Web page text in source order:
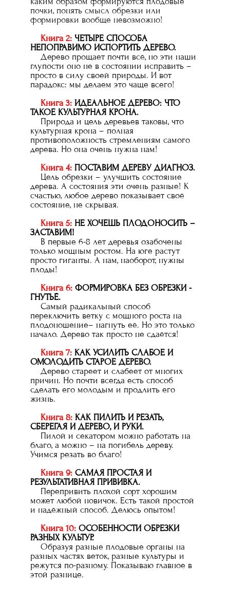
почки, понять смысл обрезки или
формировки вообще невозможно!
Книга 2: ЧЕТЫРЕ СПОСОБА
НЕПОПРАВИМО ИСПОРТИТЬ ДЕРЕВО.
Дерево прощает почти всё, но эти наши
глупости оно не в состоянии исправить –
просто в силу своей природы. И вот
парадокс: мы делаем это чаще всего!
Книга 3: ИДЕАЛЬНОЕ ДЕРЕВО: ЧТО
ТАКОЕ КУЛЬТУРНАЯ КРОНА.
Природа и цель деревьев таковы, что
культурная крона – полная
противоположность стремлениям самого
дерева. Но она очень нужна нам!
Книга 4: ПОСТАВИМ ДЕРЕВУ ДИАГНОЗ.
Цель обрезки – улучшить состояние
дерева. А состояния эти очень разные! К
счастью, любое дерево показывает своё
состояние, не скрывая.
Книга 5: НЕ ХОЧЕШЬ ПЛОДОНОСИТЬ –
ЗАСТАВИМ!
В первые 6-8 лет деревья озабочены
только мощным ростом. На юге растут
просто гиганты. А нам, наоборот, нужны
плоды!
Книга 6: ФОРМИРОВКА БЕЗ ОБРЕЗКИ -
ГНУТЬЁ.
Самый радикальный способ
переключить ветку с мощного роста на
плодоношение– нагнуть её. Но это только
начало. Дерево так просто не сдаётся!
Книга 7: КАК УСИЛИТЬ СЛАБОЕ И
ОМОЛОДИТЬ СТАРОЕ ДЕРЕВО.
Дерево стареет и слабеет от многих
причин. Но почти всегда есть способ
сделать его молодым и продлить его
жизнь.
Книга 8: КАК ПИЛИТЬ И РЕЗАТЬ,
СБЕРЕГАЯ И ДЕРЕВО, И РУКИ.
Пилой и секатором можно работать на
благо, а можно – на погибель дереву.
Учимся резать во благо!
Книга 9: САМАЯ ПРОСТАЯ И
РЕЗУЛЬТАТИВНАЯ ПРИВИВКА.
Перепривить плохой сорт хорошим
может любой новичок. Есть такой простой
и надёжный способ. Делюсь опытом!
Книга 10: ОСОБЕННОСТИ ОБРЕЗКИ
РАЗНЫХ КУЛЬТУР.
Образуя разные плодовые органы на
разных частях веток, разные культуры и
режутся по-разному. Показываю главное в
этой разнице.